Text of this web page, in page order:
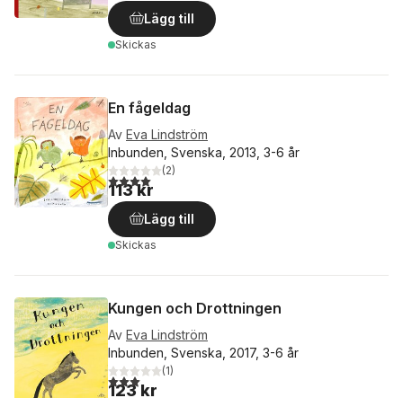
Lägg till
Skickas
En fågeldag
Av Eva Lindström
Inbunden, Svenska, 2013, 3-6 år
4,0utav 5 stjärnor. Totalt antal röster:
(2)
113 kr
Lägg till
Skickas
Kungen och Drottningen
Av Eva Lindström
Inbunden, Svenska, 2017, 3-6 år
3,0utav 5 stjärnor. Totalt antal röster:
(1)
123 kr